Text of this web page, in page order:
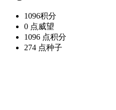
1096积分
0 点威望
1096 点积分
274 点种子